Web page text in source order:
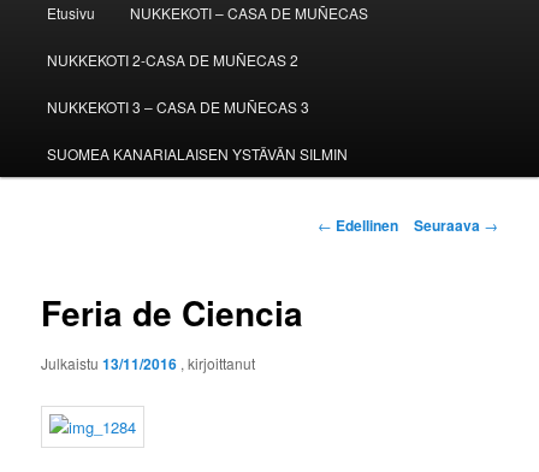
Etusivu NUKKEKOTI – CASA DE MUÑECAS
NUKKEKOTI 2-CASA DE MUÑECAS 2
NUKKEKOTI 3 – CASA DE MUÑECAS 3
SUOMEA KANARIALAISEN YSTÄVÄN SILMIN
Artikkelien
← Edellinen Seuraava →
Feria de Ciencia
Julkaistu13/11/2016 , kirjoittanut